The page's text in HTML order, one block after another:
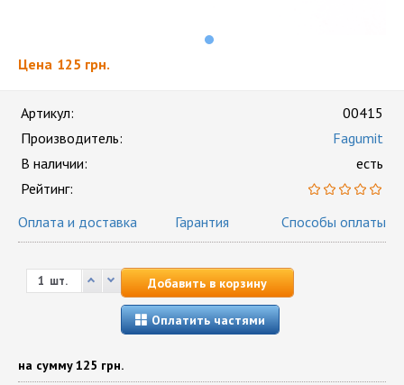
Цена 125 грн.
Артикул:
00415
Производитель:
Fagumit
В наличии:
есть
Рейтинг:
Оплата и доставка
Гарантия Способы оплаты
шт. Добавить в корзину
Оплатить частями
на сумму125 грн.